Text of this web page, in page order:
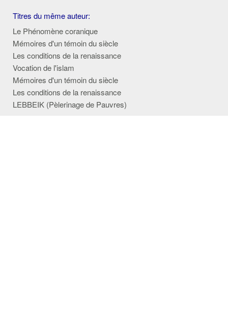
Titres du même auteur:
Le Phénomène coranique
Mémoires d'un témoin du siècle
Les conditions de la renaissance
Vocation de l'islam
Mémoires d'un témoin du siècle
Les conditions de la renaissance
LEBBEIK (Pèlerinage de Pauvres)